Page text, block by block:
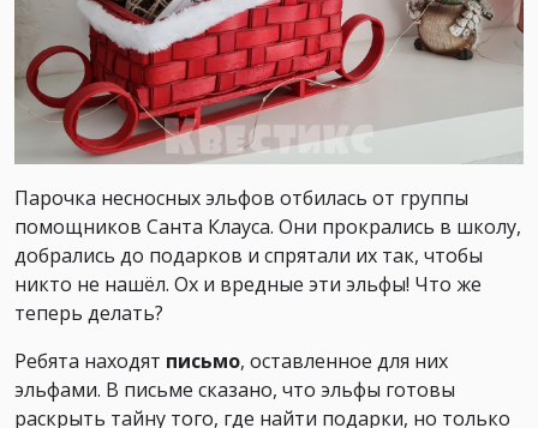
Парочка несносных эльфов отбилась от группы
помощников Санта Клауса. Они прокрались в школу,
добрались до подарков и спрятали их так, чтобы
никто не нашёл. Ох и вредные эти эльфы! Что же
теперь делать?
Ребята находят письмо, оставленное для них
эльфами. В письме сказано, что эльфы готовы
раскрыть тайну того, где найти подарки, но только